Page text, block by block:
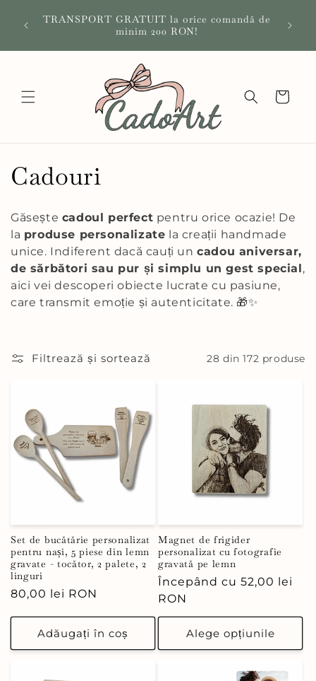
conținut
TRANSPORT GRATUIT la orice comandă de
minim 200 RON!
Coș
C
o
l
e
c
i
Cadouri
Găsește cadoul perfect pentru orice ocazie! De
la produse personalizate la creații handmade
unice. Indiferent dacă cauți uncadou aniversar,
de sărbători sau pur și simplu un gest special ,
aici vei descoperi obiecte lucrate cu pasiune,
care transmit emoție și autenticitate. 🎁✨
Filtrează și sortează 28 din 172 produse
Set de bucătărie personalizat
pentru nași, 5 piese din lemn
gravate - tocător, 2 palete, 2
linguri
Preț
80,00 lei RON
Adăugați în coș
Magnet de frigider
personalizat cu fotografie
gravată pe lemn
Preț
obișnuit
Începând cu 52,00 lei
RON
Alege opțiunile